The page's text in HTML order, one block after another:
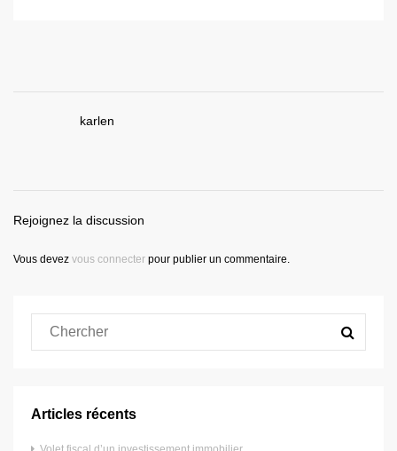
karlen
Rejoignez la discussion
Vous devez vous connecter pour publier un commentaire.
Articles récents